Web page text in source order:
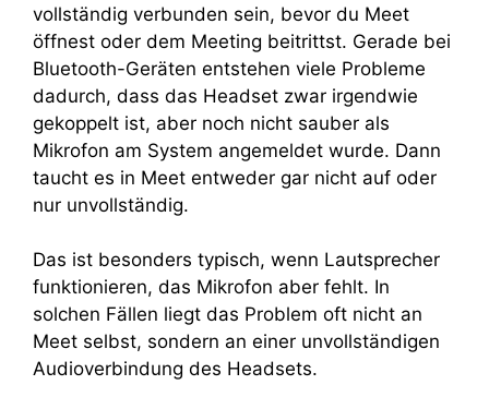
vollständig verbunden sein, bevor du Meet
öffnest oder dem Meeting beitrittst. Gerade bei
Bluetooth-Geräten entstehen viele Probleme
dadurch, dass das Headset zwar irgendwie
gekoppelt ist, aber noch nicht sauber als
Mikrofon am System angemeldet wurde. Dann
taucht es in Meet entweder gar nicht auf oder
nur unvollständig.
Das ist besonders typisch, wenn Lautsprecher
funktionieren, das Mikrofon aber fehlt. In
solchen Fällen liegt das Problem oft nicht an
Meet selbst, sondern an einer unvollständigen
Audioverbindung des Headsets.